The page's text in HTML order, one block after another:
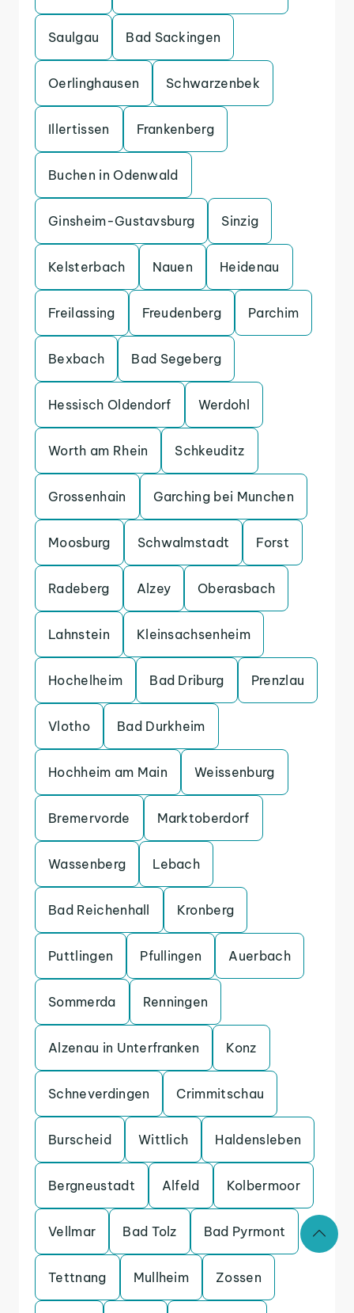
Saulgau Bad Sackingen
Oerlinghausen Schwarzenbek
Illertissen Frankenberg
Buchen in Odenwald
Ginsheim-Gustavsburg Sinzig
Kelsterbach Nauen Heidenau
Freilassing Freudenberg Parchim
Bexbach Bad Segeberg
Hessisch Oldendorf Werdohl
Worth am Rhein Schkeuditz
Grossenhain Garching bei Munchen
Moosburg Schwalmstadt Forst
Radeberg Alzey Oberasbach
Lahnstein Kleinsachsenheim
Hochelheim Bad Driburg Prenzlau
Vlotho Bad Durkheim
Hochheim am Main Weissenburg
Bremervorde Marktoberdorf
Wassenberg Lebach
Bad Reichenhall Kronberg
Puttlingen Pfullingen Auerbach
Sommerda Renningen
Alzenau in Unterfranken Konz
Schneverdingen Crimmitschau
Burscheid Wittlich Haldensleben
Bergneustadt Alfeld Kolbermoor
Vellmar Bad Tolz Bad Pyrmont
Tettnang Mullheim Zossen